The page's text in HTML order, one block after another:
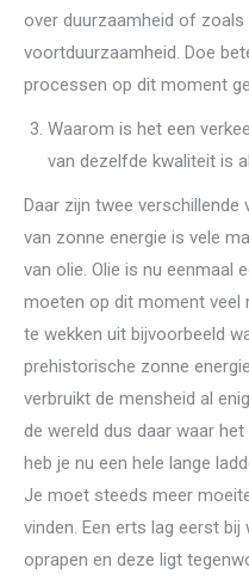
over duurzaamheid of
voortduurzaamheid. Doe
processen op dit moment
Waarom is het een
van dezelfde kwaliteit is
Daar zijn twee verschillende
van zonne energie is vele
van olie. Olie is nu eenmaal
moeten op dit moment veel
te wekken uit bijvoorbeeld
prehistorische zonne
verbruikt de mensheid al
de wereld dus daar waar het
heb je nu een hele lange
Je moet steeds meer
vinden. Een erts lag eerst
oprapen en deze ligt